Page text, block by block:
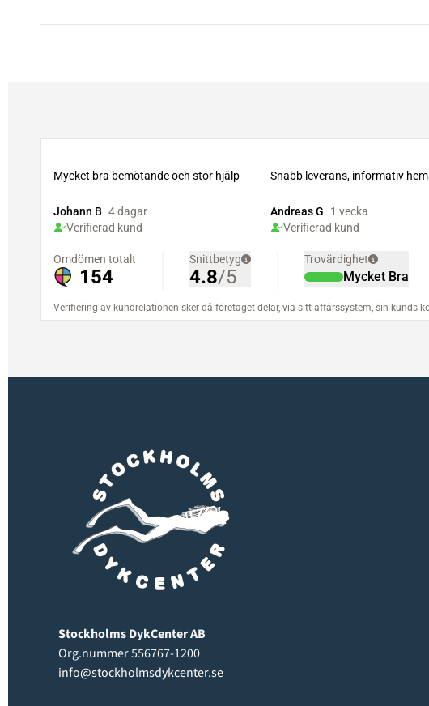
Stockholms DykCenter AB
Org.nummer 556767-1200
info@stockholmsdykcenter.se